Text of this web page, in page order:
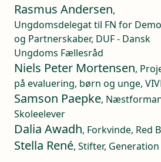
Rasmus Andersen,
Ungdomsdelegat til FN for
og Partnerskaber, DUF - Dansk
Ungdoms Fællesråd
Niels Peter Mortensen,
på evaluering, børn og unge,
Samson Paepke,
Skoleelever
Dalia Awadh, Forkvinde, Red
Stella René, Stifter,